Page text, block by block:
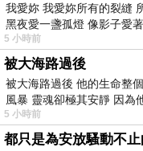
我愛妳 我愛妳所有的裂縫
黑夜愛一盞孤燈 像影子愛
5 小時前
被大海路過後
被大海路過後 他的生命整
風暴 靈魂卻極其安靜 因為
5 小時前
都只是為安放騷動不